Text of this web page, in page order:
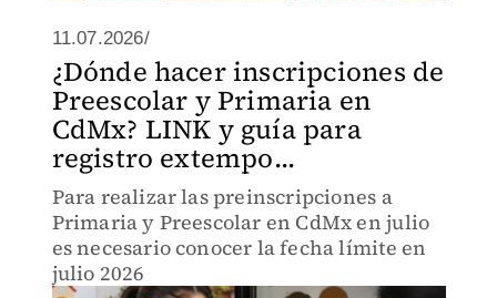
11.07.2026/
¿Dónde hacer inscripciones de
Preescolar y Primaria en
CdMx? LINK y guía para
registro extempo...
Para realizar las preinscripciones a
Primaria y Preescolar en CdMx en julio
es necesario conocer la fecha límite en
julio 2026